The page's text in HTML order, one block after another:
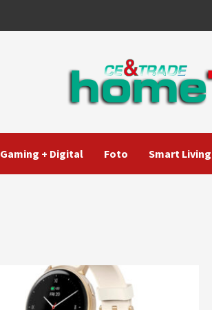
Gaming + Digital Foto Smart Living